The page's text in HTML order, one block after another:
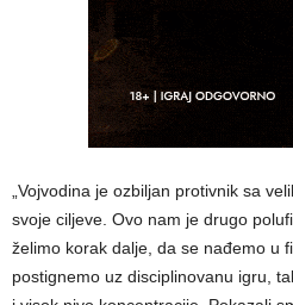
„Vojvodina je ozbiljan protivnik sa
svoje ciljeve. Ovo nam je drugo
želimo korak dalje, da se nađemo u
postignemo uz disciplinovanu igru,